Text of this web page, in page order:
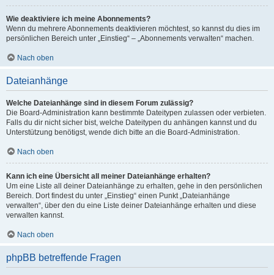
Wie deaktiviere ich meine Abonnements?
Wenn du mehrere Abonnements deaktivieren möchtest, so kannst du dies im
persönlichen Bereich unter „Einstieg“ – „Abonnements verwalten“ machen.
Nach oben
Dateianhänge
Welche Dateianhänge sind in diesem Forum zulässig?
Die Board-Administration kann bestimmte Dateitypen zulassen oder verbieten.
Falls du dir nicht sicher bist, welche Dateitypen du anhängen kannst und du
Unterstützung benötigst, wende dich bitte an die Board-Administration.
Nach oben
Kann ich eine Übersicht all meiner Dateianhänge erhalten?
Um eine Liste all deiner Dateianhänge zu erhalten, gehe in den persönlichen
Bereich. Dort findest du unter „Einstieg“ einen Punkt „Dateianhänge
verwalten“, über den du eine Liste deiner Dateianhänge erhalten und diese
verwalten kannst.
Nach oben
phpBB betreffende Fragen